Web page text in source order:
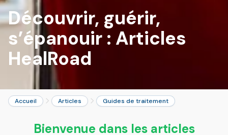
Découvrir, guérir,
s’épanouir : Articles
HealRoad
Accueil Articles Guides de traitement
Bienvenue dans les articles